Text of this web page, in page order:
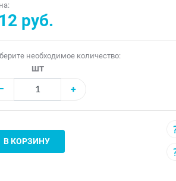
руб.
необходимое количество:
шт
−
+
В КОРЗИНУ